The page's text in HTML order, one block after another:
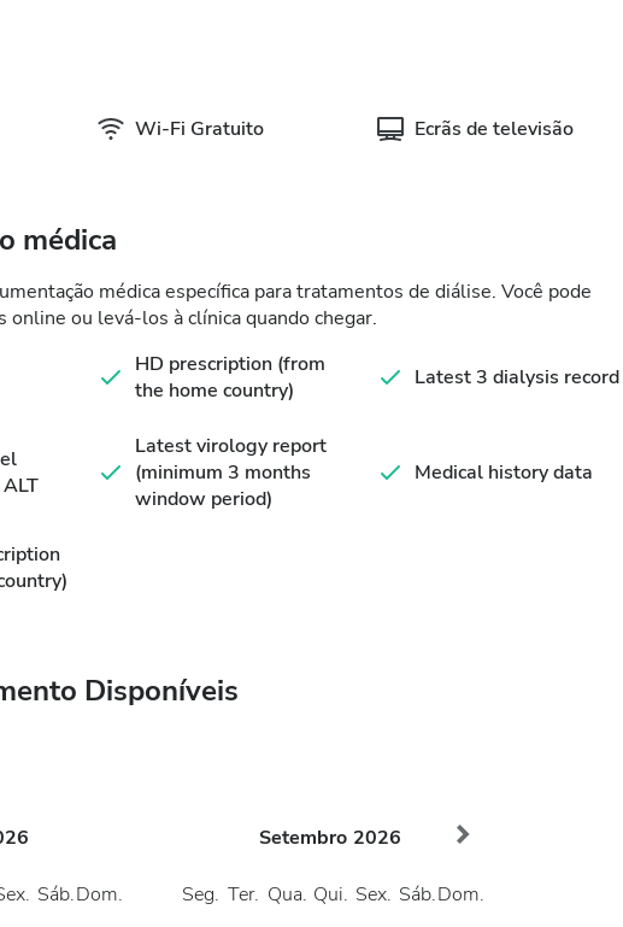
Wi-Fi Gratuito Ecrãs de televisão
médica
médica específica para tratamentos de diálise. Você pode
online ou levá-los à clínica quando chegar.
HD prescription (from
the home country)
Latest 3 dialysis record
Latest virology report
(minimum 3 months
window period)
Medical history data
Disponíveis
Sáb.Dom.
Setembro 2026
Seg. Ter. Qua. Qui. Sex. Sáb.Dom.